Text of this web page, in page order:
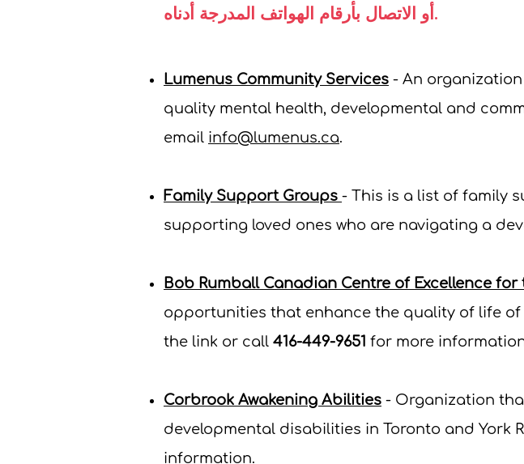
أو الاتصال بأرقام الهواتف المدرجة أدناه.
Lumenus Community Services - An
quality mental health, developmental and
email info@lumenus.ca.
Family Support Groups - This is a list of family
supporting loved ones who are navigating a
Bob Rumball Canadian Centre of Excellence for
opportunities that enhance the quality of life
the link or call 416-449-9651 for more
Corbrook Awakening Abilities - Organization
developmental disabilities in Toronto and York
information.